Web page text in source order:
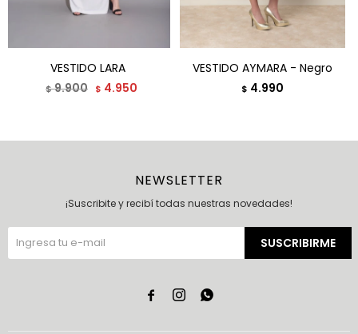
VESTIDO LARA
$9.900 $ 4.950
VESTIDO AYMARA - Negro
$ 4.990
NEWSLETTER
¡Suscribite y recibí todas nuestras novedades!
SUSCRIBIRME
  